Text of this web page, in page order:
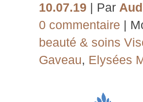
10.07.19 | Par
0 commentaire |
beauté & soins
Gaveau, Elysées